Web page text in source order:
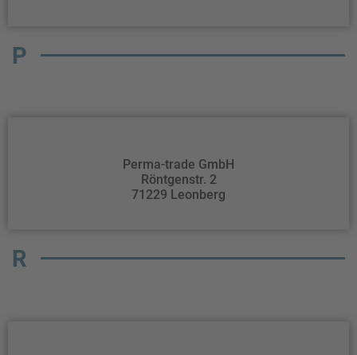
P
Perma-trade GmbH
Röntgenstr. 2
71229 Leonberg
R